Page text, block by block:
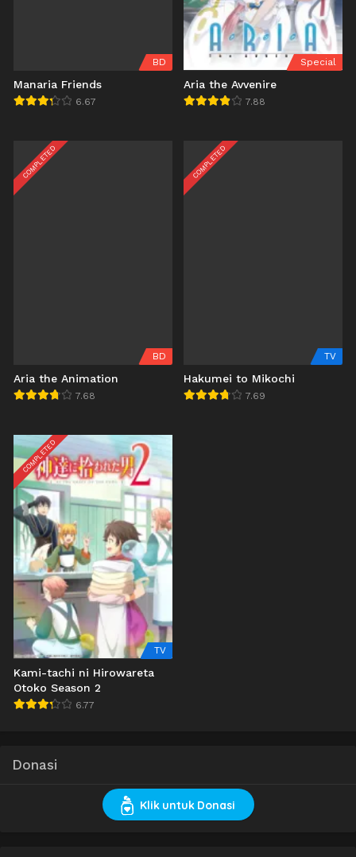
BD
Manaria Friends
6.67
Special
Aria the Avvenire
7.88
COMPLETED
BD
Aria the Animation
7.68
COMPLETED
TV
Hakumei to Mikochi
7.69
COMPLETED
TV
Kami-tachi ni Hirowareta
Otoko Season 2
6.77
Donasi
Klik untuk Donasi